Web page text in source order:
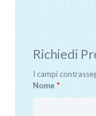
Richiedi
I campi
Nome *